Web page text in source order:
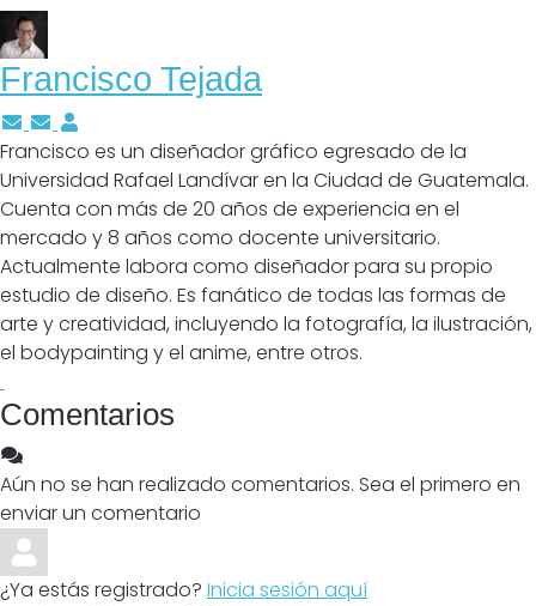
Francisco Tejada
Suscríbete a las actualizaciones del autor
Cancelar suscripción a actualizaciones del autor
Francisco es un diseñador gráfico egresado de la
Universidad Rafael Landívar en la Ciudad de Guatemala.
Cuenta con más de 20 años de experiencia en el
mercado y 8 años como docente universitario.
Actualmente labora como diseñador para su propio
estudio de diseño. Es fanático de todas las formas de
arte y creatividad, incluyendo la fotografía, la ilustración,
el bodypainting y el anime, entre otros.
Comentarios
Aún no se han realizado comentarios. Sea el primero en
enviar un comentario
¿Ya estás registrado? Inicia sesión aquí